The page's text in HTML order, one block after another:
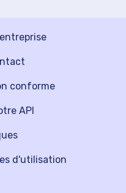
API
conforme
d'utilisation